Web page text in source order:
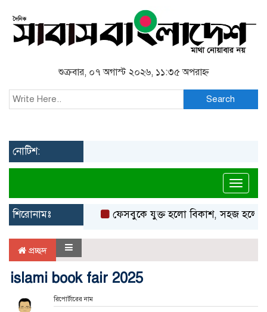
শুক্রবার, ০৭ অগাস্ট ২০২৬, ১১:৩৫ অপরাহ্ন
Search
নোটিশ:
শিরোনামঃ ফেসবুকে যুক্ত হলো বিকাশ, সহজ হলো
প্রচ্ছদ
islami book fair 2025
রিপোর্টারের নাম